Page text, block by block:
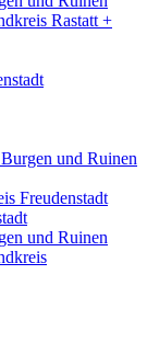
Rastatt +
und Ruinen
Freudenstadt
und Ruinen